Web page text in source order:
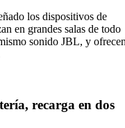
los dispositivos de
en grandes salas de todo
sonido JBL, y
recarga en dos